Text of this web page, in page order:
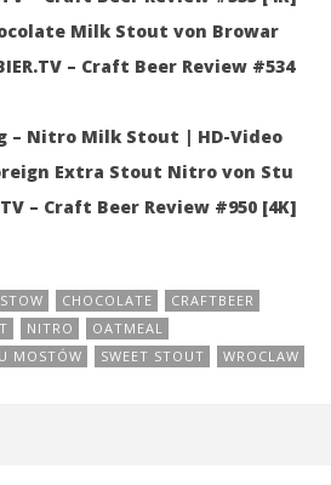
Milk Stout von Browar
– Craft Beer Review #534
– Nitro Milk Stout | HD-Video
Extra Stout Nitro von Stu
– Craft Beer Review #950 [4K]
CHOCOLATE
CRAFTBEER
NITRO
OATMEAL
MOSTÓW SWEET STOUT WROCLAW